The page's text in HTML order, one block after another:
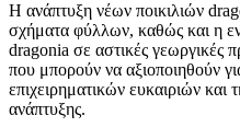
Η ανάπτυξη νέων ποικιλιών
σχήματα φύλλων, καθώς και η
dragonia σε αστικές γεωργικές
που μπορούν να αξιοποιηθούν
επιχειρηματικών ευκαιριών
ανάπτυξης.